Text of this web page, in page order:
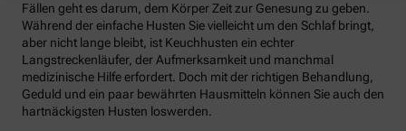
Fällen geht es darum, dem Körper Zeit zur Genesung zu geben.
Während der einfache Husten Sie vielleicht um den Schlaf bringt,
aber nicht lange bleibt, ist Keuchhusten ein echter
Langstreckenläufer, der Aufmerksamkeit und manchmal
medizinische Hilfe erfordert. Doch mit der richtigen Behandlung,
Geduld und ein paar bewährten Hausmitteln können Sie auch den
hartnäckigsten Husten loswerden.